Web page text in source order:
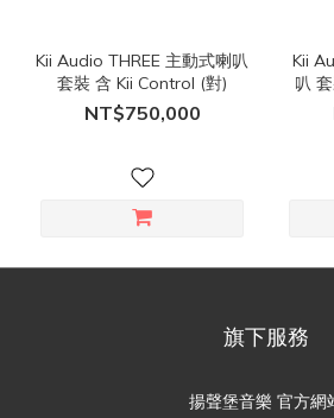
Kii Audio THREE 主動式喇叭
套裝 含 Kii Control (對)
NT$750,000
Kii
叭
旗下服務
揚聲堡音樂 官方網